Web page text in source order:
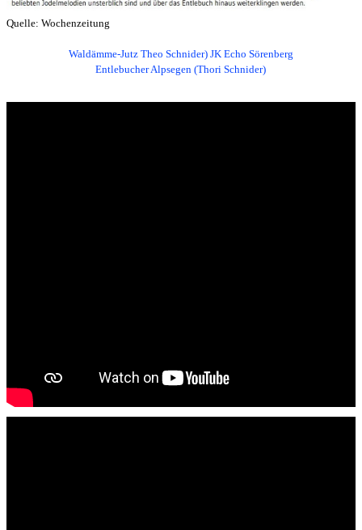
Quelle: Wochenzeitung
Waldämme-Jutz Theo Schnider) JK Echo Sörenberg
Entlebucher Alpsegen (Thori Schnider)